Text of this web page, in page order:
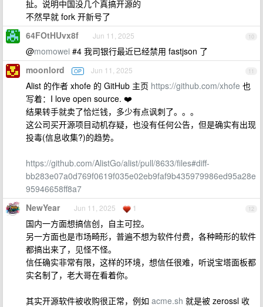
扯。说明中国没几个真搞开源的
不然早就 fork 开新号了
10
64FOtHUvx8f Jun 11, 2025
@momowei #4 我司银行最近已经禁用 fastjson 了
11
moonlord OP Jun 11, 2025
Alist 的作者 xhofe 的 GitHub 主页 https://github.com/xhofe 也
写着：I love open source. ❤️
结果转手就卖了恰烂钱，多少有点讽刺了。。。
这公司买开源项目动机存疑，也没有任何公告，但是确实有出现
投毒(信息收集?)的趋势。
https://github.com/AlistGo/alist/pull/8633/files#diff-
bb283e07a0d769f0619f035e02eb9faf9b435979986ed95a28e
95946658ff8a7
12
NewYear Jun 11, 2025 1
国内一方面想搞信创，自主可控。
另一方面也是市场畸形，普遍不想为软件付费，各种畸形的软件
都搞出来了，见怪不怪。
信任确实非常有限，这样的环境，想信任很难，听说宝塔面板都
实名制了，老大哥在看着你。
其实开源软件被收购很正常，例如 acme.sh 就是被 zerossl 收